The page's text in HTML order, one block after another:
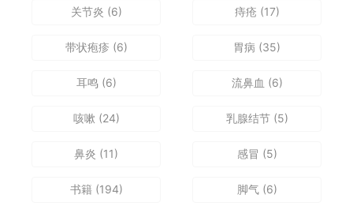
关节炎 (6) 痔疮 (17)
带状疱疹 (6) 胃病 (35)
耳鸣(6) 流鼻血 (6)
咳嗽 (24) 乳腺结节(5)
鼻炎 (11) 感冒 (5)
书籍(194) 脚气(6)